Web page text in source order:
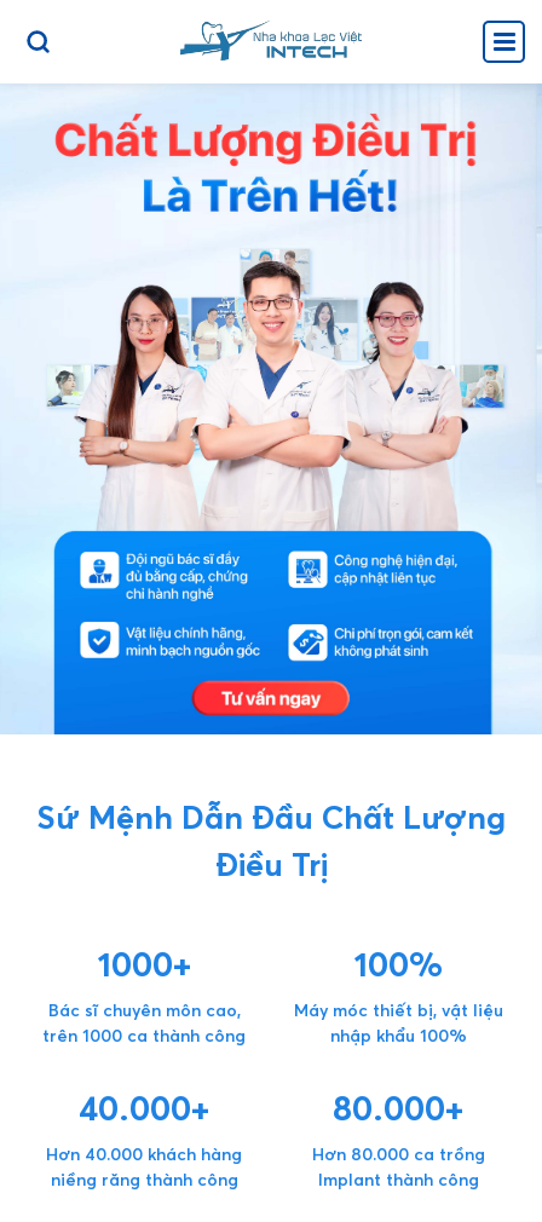
Sứ Mệnh Dẫn Đầu Chất Lượng
Điều Trị
1000+
Bác sĩ chuyên môn cao,
trên 1000 ca thành công
100%
Máy móc thiết bị, vật liệu
nhập khẩu 100%
40.000+
Hơn 40.000 khách hàng
niềng răng thành công
80.000+
Hơn 80.000 ca trồng
Implant thành công